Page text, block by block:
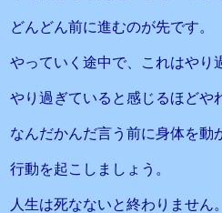
どんどん前に進むのが先です。
やっていく途中で、これはやり
やり過ぎていると感じるほどや
なんだかんだ言う前に身体を動
行動を起こしましょう。
人生は死なないと終わりません。